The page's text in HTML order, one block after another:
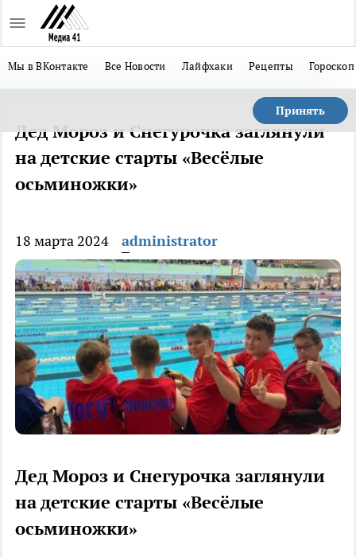
Мы в ВКонтакте Все Новости Лайфхаки Рецепты Гороскоп
Принять
Дед Мороз и Снегурочка заглянули
на детские старты «Весёлые
осьминожки»
18 марта 2024 administrator
Дед Мороз и Снегурочка заглянули
на детские старты «Весёлые
осьминожки»